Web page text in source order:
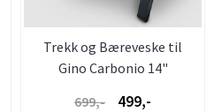
Trekk og Bæreveske til
Gino Carbonio 14"
699,- 499,-